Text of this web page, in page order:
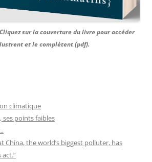
sur la couverture du livre pour accéder
et le complètent (pdf).
climatique
ses points faibles
China, the world’s biggest polluter, has